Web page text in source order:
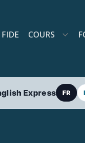
FIDE COURS
Express FR